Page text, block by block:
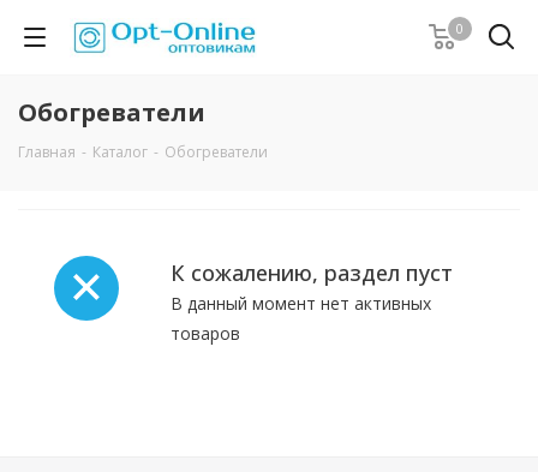
0
Обогреватели
Главная - Каталог - Обогреватели
К сожалению, раздел пуст
В данный момент нет активных
товаров